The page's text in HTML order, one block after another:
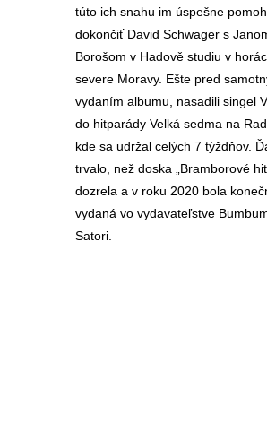
túto ich snahu im úspešne
dokončiť David Schwager s
Borošom v Hadově studiu v
severe Moravy. Ešte pred
vydaním albumu, nasadili singel
do hitparády Velká sedma na
kde sa udržal celých 7 týždňov.
trvalo, než doska „Bramborové
dozrela a v roku 2020 bola
vydaná vo vydavateľstve
Satori.